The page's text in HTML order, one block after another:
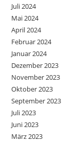
Juli 2024
Mai 2024
April 2024
Februar 2024
Januar 2024
Dezember 2023
November 2023
Oktober 2023
September 2023
Juli 2023
Juni 2023
März 2023